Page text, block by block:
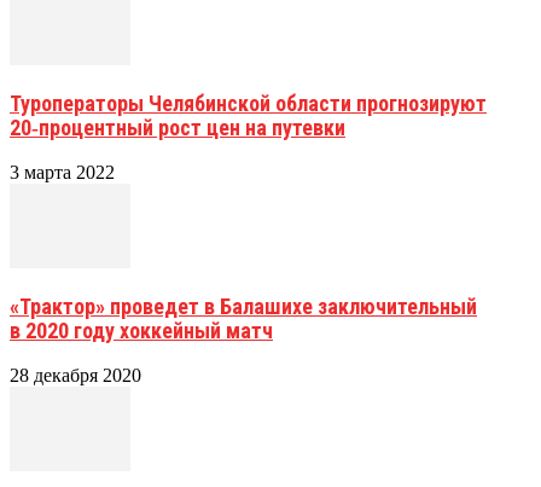
Туроператоры Челябинской области прогнозируют
20‑процентный рост цен на путевки
3 марта 2022
«Трактор» проведет в Балашихе заключительный
в 2020 году хоккейный матч
28 декабря 2020